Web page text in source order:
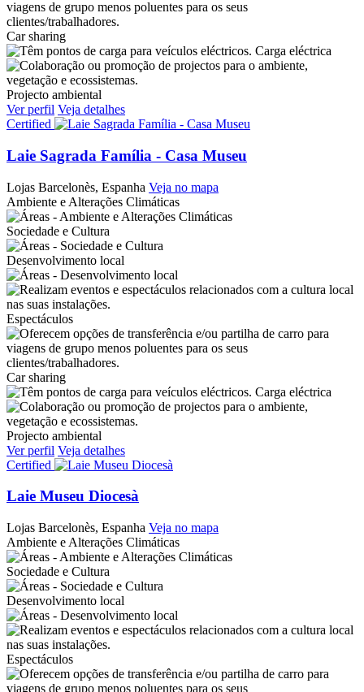
Car sharing
Carga eléctrica
Projecto ambiental
Ver perfil Veja detalhes
Certified
Laie Sagrada Família - Casa Museu
Lojas Barcelonès, Espanha Veja no mapa
Ambiente e Alterações Climáticas
Sociedade e Cultura
Desenvolvimento local
Espectáculos
Car sharing
Carga eléctrica
Projecto ambiental
Ver perfil Veja detalhes
Certified
Laie Museu Diocesà
Lojas Barcelonès, Espanha Veja no mapa
Ambiente e Alterações Climáticas
Sociedade e Cultura
Desenvolvimento local
Espectáculos